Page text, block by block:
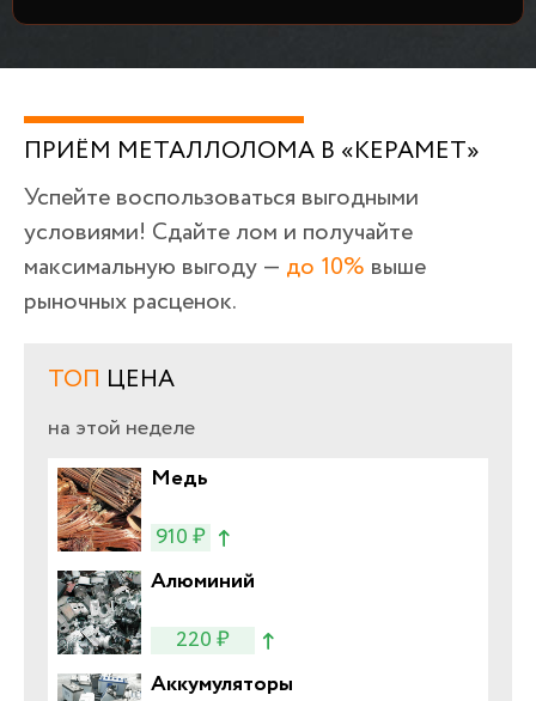
ПРИЁМ МЕТАЛЛОЛОМА В «КЕРАМЕТ»
Успейте воспользоваться выгодными
условиями! Сдайте лом и получайте
максимальную выгоду — до 10% выше
рыночных расценок.
ТОП ЦЕНА
на этой неделе
Медь
910 ₽
Алюминий
220 ₽
Аккумуляторы